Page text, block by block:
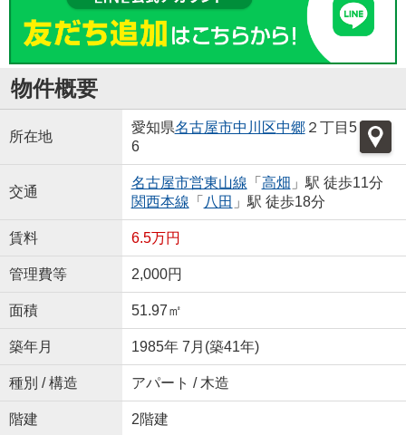
物件概要
所在地
愛知県名古屋市中川区中郷２丁目5
6
交通
名古屋市営東山線 「 高畑 」駅 徒歩11分
関西本線 「 八田 」駅 徒歩18分
賃料 6.5万円
管理費等 2,000円
面積 51.97㎡
築年月 1985年 7月(築41年)
種別 / 構造 アパート / 木造
階建 2階建